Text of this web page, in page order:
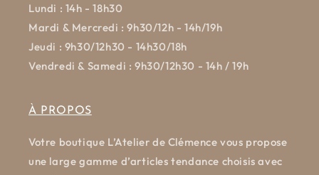
Lundi : 14h - 18h30
Mardi & Mercredi : 9h30/12h - 14h/19h
Jeudi : 9h30/12h30 - 14h30/18h
Vendredi & Samedi : 9h30/12h30 - 14h / 19h
À PROPOS
Votre boutique L’Atelier de Clémence vous propose
une large gamme d’articles tendance choisis avec